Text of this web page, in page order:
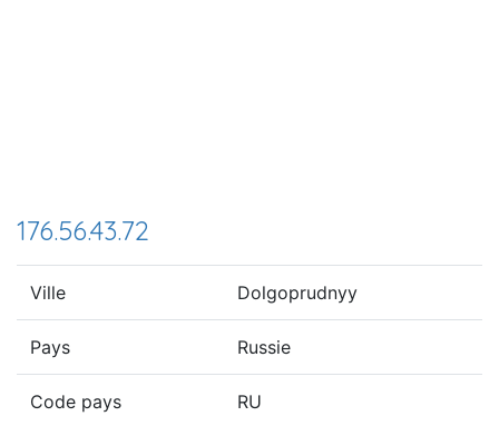
176.56.43.72
Ville Dolgoprudnyy
Pays Russie
Code pays RU